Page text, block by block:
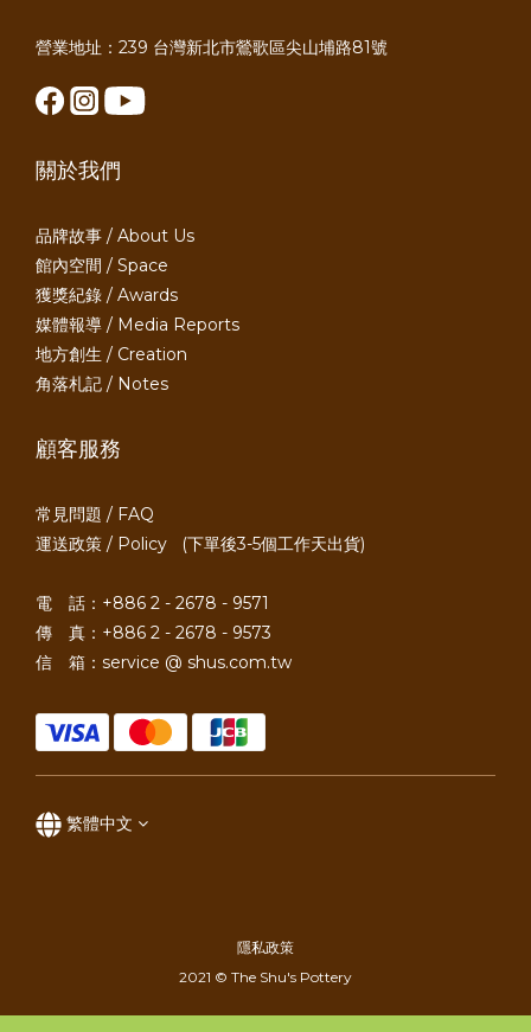
營業地址：239 台灣新北市鶯歌區尖山埔路81號
關於我們
品牌故事 / About Us
館內空間 / Space
獲獎紀錄 / Awards
媒體報導 / Media Reports
地方創生 / Creation
角落札記 / Notes
顧客服務
常見問題 / FAQ
運送政策 / Policy (下單後3-5個工作天出貨)
電 話：+886 2 - 2678 - 9571
傳 真：+886 2 - 2678 - 9573
信 箱：service @ shus.com.tw
繁體中文
隱私政策
2021 © The Shu's Pottery